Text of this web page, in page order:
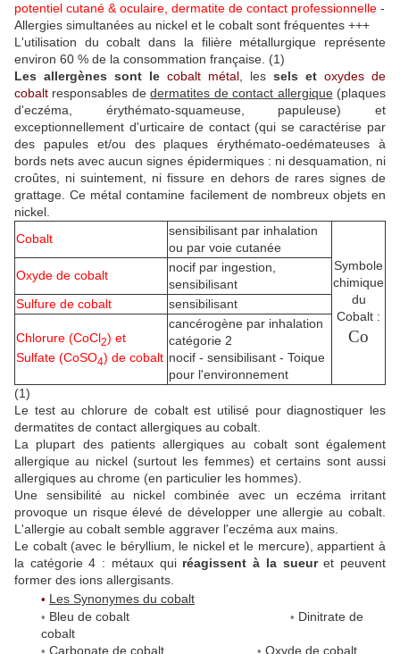
potentiel cutané & oculaire, dermatite de contact professionnelle -
Allergies simultanées au nickel et le cobalt sont fréquentes +++
L'utilisation du cobalt dans la filière métallurgique représente
environ 60 % de la consommation française. (1)
Les allergènes sont le cobalt métal , les sels et oxydes de
cobalt responsables dedermatites de contact allergique(plaques
d'eczéma, érythémato-squameuse, papuleuse) et
exceptionnellement d'urticaire de contact (qui se caractérise par
des papules et/ou des plaques érythémato-oedémateuses à
bords nets avec aucun signes épidermiques : ni desquamation, ni
croûtes, ni suintement, ni fissure en dehors de rares signes de
grattage. Ce métal contamine facilement de nombreux objets en
nickel.
Cobalt
sensibilisant par inhalation
ou par voie cutanée
Symbole
chimique
du
Cobalt :
Co
Oxyde de cobalt
nocif par ingestion,
sensibilisant
Sulfure de cobalt
sensibilisant
Chlorure (CoCl2) et
Sulfate (CoSO4) de cobalt
cancérogène par inhalation
catégorie 2
nocif - sensibilisant - Toique
pour l'environnement
(1)
Le test au chlorure de cobalt est utilisé pour diagnostiquer les
dermatites de contact allergiques au cobalt.
La plupart des patients allergiques au cobalt sont également
allergique au nickel (surtout les femmes) et certains sont aussi
allergiques au chrome (en particulier les hommes).
Une sensibilité au nickel combinée avec un eczéma irritant
provoque un risque élevé de développer une allergie au cobalt.
L'allergie au cobalt semble aggraver l'eczéma aux mains.
Le cobalt (avec le béryllium, le nickel et le mercure), appartient à
la catégorie 4 : métaux qui réagissent à la sueuret peuvent
former des ions allergisants.
• Les Synonymes du cobalt
• Bleu de cobalt • Dinitrate de
cobalt
• Carbonate de cobalt • Oxyde de cobalt